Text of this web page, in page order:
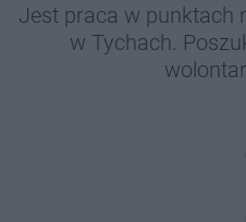
Jest praca w punktach
w Tychach.